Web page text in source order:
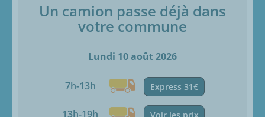
Un camion passe déjà dans
votre commune
Lundi 10 août 2026
7h-13h Express 31€
13h-19h